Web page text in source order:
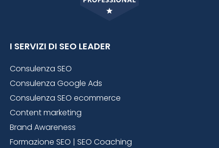
I SERVIZI DI SEO LEADER
Consulenza SEO
Consulenza Google Ads
Consulenza SEO ecommerce
Content marketing
Brand Awareness
Formazione SEO | SEO Coaching